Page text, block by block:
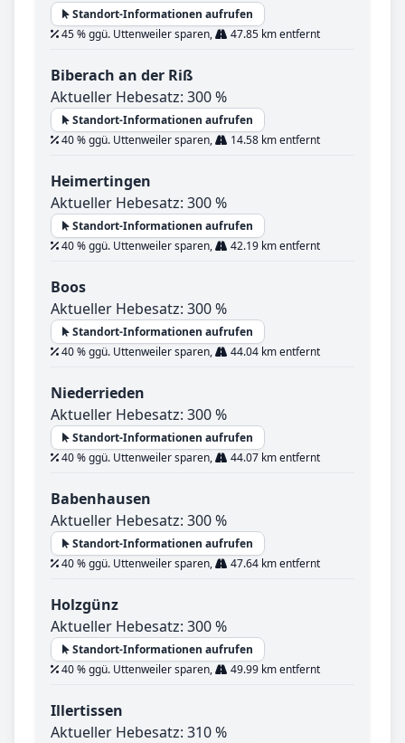
Standort-Informationen aufrufen
45 % ggü. Uttenweiler sparen,
47.85 km entfernt
Biberach an der Riß
Aktueller Hebesatz: 300 %
Standort-Informationen aufrufen
40 % ggü. Uttenweiler sparen,
14.58 km entfernt
Heimertingen
Aktueller Hebesatz: 300 %
Standort-Informationen aufrufen
40 % ggü. Uttenweiler sparen,
42.19 km entfernt
Boos
Aktueller Hebesatz: 300 %
Standort-Informationen aufrufen
40 % ggü. Uttenweiler sparen,
44.04 km entfernt
Niederrieden
Aktueller Hebesatz: 300 %
Standort-Informationen aufrufen
40 % ggü. Uttenweiler sparen,
44.07 km entfernt
Babenhausen
Aktueller Hebesatz: 300 %
Standort-Informationen aufrufen
40 % ggü. Uttenweiler sparen,
47.64 km entfernt
Holzgünz
Aktueller Hebesatz: 300 %
Standort-Informationen aufrufen
40 % ggü. Uttenweiler sparen,
49.99 km entfernt
Illertissen
Aktueller Hebesatz: 310 %